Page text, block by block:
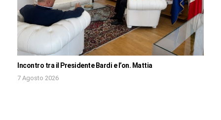
Incontro tra il Presidente Bardi e l’on. Mattia
7 Agosto 2026